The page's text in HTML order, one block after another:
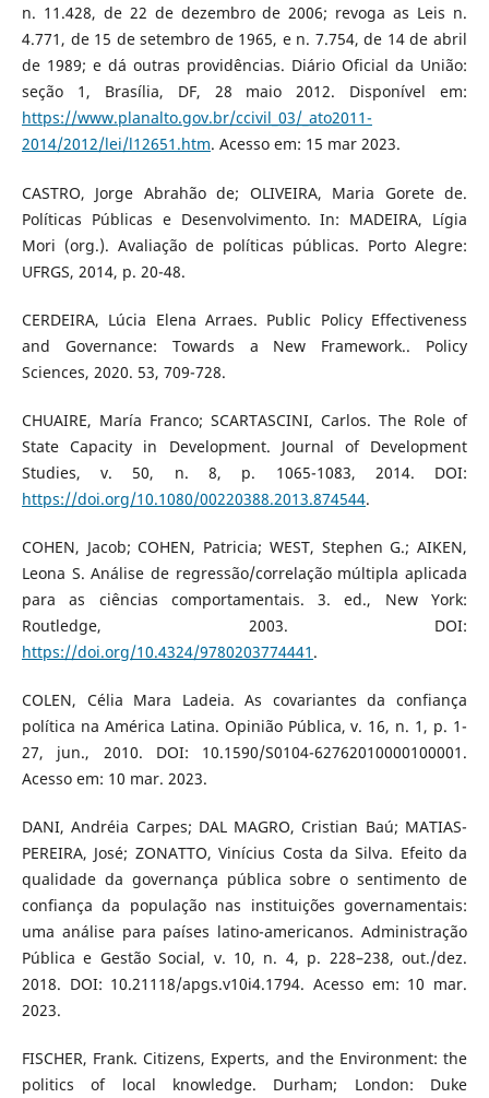
n. 11.428, de 22 de dezembro de 2006; revoga as Leis n.
4.771, de 15 de setembro de 1965, e n. 7.754, de 14 de abril
de 1989; e dá outras providências. Diário Oficial da União:
seção 1, Brasília, DF, 28 maio 2012. Disponível em:
https://www.planalto.gov.br/ccivil_03/_ato2011-
2014/2012/lei/l12651.htm. Acesso em: 15 mar 2023.
CASTRO, Jorge Abrahão de; OLIVEIRA, Maria Gorete de.
Políticas Públicas e Desenvolvimento. In: MADEIRA, Lígia
Mori (org.). Avaliação de políticas públicas. Porto Alegre:
UFRGS, 2014, p. 20-48.
CERDEIRA, Lúcia Elena Arraes. Public Policy Effectiveness
and Governance: Towards a New Framework.. Policy
Sciences, 2020. 53, 709-728.
CHUAIRE, María Franco; SCARTASCINI, Carlos. The Role of
State Capacity in Development. Journal of Development
Studies, v. 50, n. 8, p. 1065-1083, 2014. DOI:
https://doi.org/10.1080/00220388.2013.874544.
COHEN, Jacob; COHEN, Patricia; WEST, Stephen G.; AIKEN,
Leona S. Análise de regressão/correlação múltipla aplicada
para as ciências comportamentais. 3. ed., New York:
Routledge, 2003. DOI:
https://doi.org/10.4324/9780203774441 .
COLEN, Célia Mara Ladeia. As covariantes da confiança
política na América Latina. Opinião Pública, v. 16, n. 1, p. 1-
27, jun., 2010. DOI: 10.1590/S0104-62762010000100001.
Acesso em: 10 mar. 2023.
DANI, Andréia Carpes; DAL MAGRO, Cristian Baú; MATIAS-
PEREIRA, José; ZONATTO, Vinícius Costa da Silva. Efeito da
qualidade da governança pública sobre o sentimento de
confiança da população nas instituições governamentais:
uma análise para países latino-americanos. Administração
Pública e Gestão Social, v. 10, n. 4, p. 228–238, out./dez.
2018. DOI: 10.21118/apgs.v10i4.1794. Acesso em: 10 mar.
2023.
FISCHER, Frank. Citizens, Experts, and the Environment: the
politics of local knowledge. Durham; London: Duke